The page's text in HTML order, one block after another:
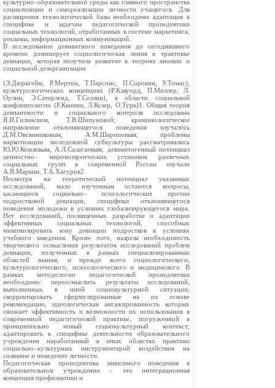
культурно–образовательной среды как главного пространства
социализации и самореализации личности учащегося. Для
расширения технологической базы необходима адаптация к
специфике и задачам педагогической пропедевтики
социальных технологий, отработанных в системе маркетинга,
рекламы, информационных коммуникаций.
В исследовании девиантного поведения до сегодняшнего
времени доминирует социологическая линия в трактовке
девиации, которая получила развитие в теориях аномии и
социальной дезорганизации
(Э.Дюркгейм, Р.Мертон, Т.Парсонс, П.Сорокин, У.Томас),
культурологических концепциях (Р.Клауорд, П.Миллер, Л.
Оулин, Э.Сатерленд, Т.Селлин), в области социальной
конфликтологии (Р.Квинни, Л.Козер, О.Турк)1. Общая теория
девиантности и социального контроля исследована
Я.И.Гилинским, Т.В.Шипуновой; криминологическое
направление отклоняющегося поведения изучалось
Д.М.Овсянниковым, А.М.Шариповым; проблемы
наркотизации молодежной субкультуры рассматривались
Ю.Ю.Комлевым, А.Л.Салагаевым; девиантогенный потенциал
ценностно– мировоззренческих установок различных
социальных групп в современной России изучали
А.В.Маркин, Т.А.Хагуров2.
Несмотря на теоретический потенциал указанных
исследований, мало изученным остаются вопросы,
касающиеся социально– психологических причин
подростковой девиации, специфики отклоняющегося
поведения молодежи в условиях глобализирующегося мира.
Нет исследований, посвященных разработке и адаптации
эффективных социальных технологий, способных
минимизировать зону девиации подростков в условиях
учебного заведения. Кроме того, назрела необходимость
творческого осмысления результатов исследований проблем
девиации, полученных в рамках специализированных
областей знания, и прежде всего социологического,
культурологического, психологического и медицинского. В
рамках методологии педагогической пропедевтики
необходимо: переосмыслить результаты исследований,
выполненных в иной социокультурной ситуации;
скорректировать сформулированные на их основе
рекомендации, идеологическая ангажированность которых
снижает эффективность и возможности их использования в
современной педагогической практике, погруженной в
принципиально новый социокультурный контекст;
адаптировать к специфике деятельности образовательного
учреждения наработанный в иных областях практики
социально–культурных инструментарий воздействия на
сознание и поведение личности.
Педагогическая пропедевтика зависимого поведения в
образовательном учреждении – это интеграционная
концепция профилактики и